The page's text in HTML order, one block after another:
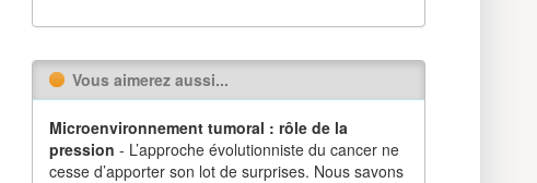
Vous aimerez aussi...
Microenvironnement tumoral : rôle de la
pression - L’approche évolutionniste du cancer ne
cesse d’apporter son lot de surprises. Nous savons